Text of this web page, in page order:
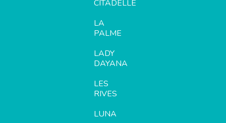
CITADELLE
LA
PALME
LADY
DAYANA
LES
RIVES
LUNA